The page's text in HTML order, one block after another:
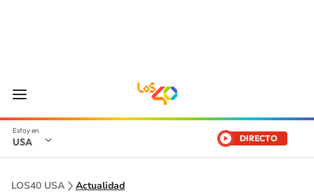
USA DIRECTO
LOS40 USA Actualidad